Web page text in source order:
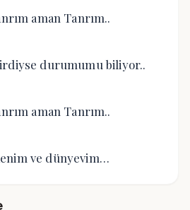
aman Tanrım..
durumumu biliyor..
aman Tanrım..
ve dünyevim…